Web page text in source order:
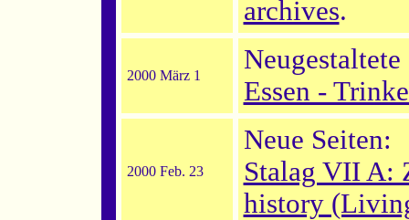
archives.
2000 März 1
Essen -
2000 Feb. 23
Neue Seiten:
Stalag VII A:
history